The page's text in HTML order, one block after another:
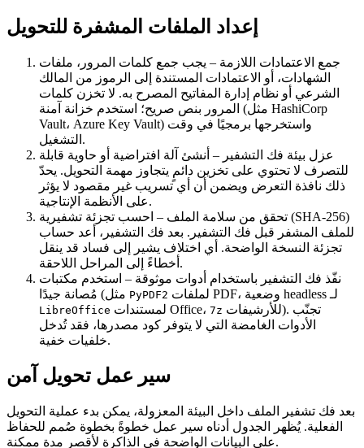
إعداد الملفات المشفرة للتحويل
جمع الاعتمادات اللازمة – يجب جمع كلمات المرور، ملفات
الشهادات، أو الاعتمادات المستندة إلى الرموز من المالك
الشرعي أو نظام إدارة المفاتيح المصرح به. لا تخزن كلمات
المرور بنص صريح؛ استخدم خزانة آمنة (مثل HashiCorp
Vault، Azure Key Vault) واستخرجها برمجيًا في وقت
التشغيل.
عزل بيئة فك التشفير – أنشئ آلة افتراضية أو حاوية قابلة
للتصرف لا تحتوي على تخزين دائمٍ يتجاوز مهمة التحويل. يحدّ
ذلك نافذة التعرض ويضمن أن أي تسريب غير مقصود لا يؤثر
على الأنظمة الإنتاجية.
تحقق من سلامة الملف – احسب تجزئة تشفيرية (SHA‑256)
للملف المشفر قبل فك التشفير. بعد فك التشفير، أعد حساب
تجزئة النسخة الواضحة. أي اختلاف يشير إلى فساد قد ينقل
أخطاءً إلى المراحل اللاحقة.
نفّذ فك التشفير باستخدام أدوات موثوقة – استخدم مكتبات
PyPDF2 لملفات PDF، وضعية headless لـ
LibreOffice لمستندات Office، 7z
الأدوات الغامضة التي لا يتوفر كود مصدرها، فقد تُدخل
خلفيات خفية.
سير عمل تحويل آمن
بعد فك تشفير الملف داخل البيئة المعزولة، يمكن بدء عملية التحويل
الفعلية. يُظهر الجدول أدناه سير عمل خطوةً بخطوة صُمم للحفاظ
على البيانات الواضحة في الذاكرة لأقصر مدة ممكنة.